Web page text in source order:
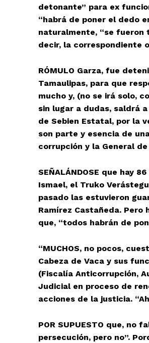
detonante” para ex
“habrá de poner el dedo
naturalmente, “se fueron
decir, la correspondiente
RÓMULO Garza, fue
Tamaulipas, para que
mucho y, (no se irá solo,
sin lugar a dudas, saldrá
de Sebien Estatal, por la
son parte y esencia de
corrupción y la General
SEÑALÁNDOSE que hay
Ismael, el Truko
pasado las estuvieron
Ramírez Castañeda. Pero
que, “todos habrán de
“MUCHOS, no pocos,
Cabeza de Vaca y sus
(Fiscalía Anticorrupción,
Judicial en proceso de
acciones de la justicia.
POR SUPUESTO que, no
persecución, pero no”.